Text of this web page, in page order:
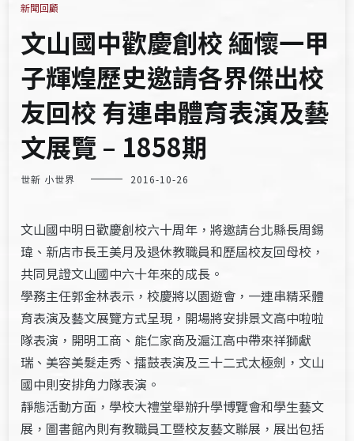
新聞回顧
文山國中歡慶創校 緬懷一甲
子輝煌歷史邀請各界傑出校
友回校 有連串體育表演及藝
文展覽 – 1858期
世新 小世界 2016-10-26
文山國中明日歡慶創校六十周年，將邀請台北縣長周錫
瑋、新店市長王美月及退休教職員和歷屆校友回母校，
共同見證文山國中六十年來的成長。
學務主任郭金林表示，校慶將以園遊會，一連串精采體
育表演及藝文展覽方式呈現，開場將安排景文高中啦啦
隊表演，開明工商、能仁家商及滬江高中帶來祥獅獻
瑞、美容美髮走秀、擂鼓表演及三十二式太極劍，文山
國中則安排角力隊表演。
靜態活動方面，學校大禮堂舉辦升學博覽會和學生藝文
展，圖書館內則有教職員工暨校友藝文聯展，展出包括